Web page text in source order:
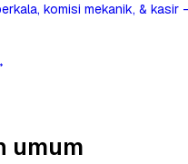
komisi mekanik, & kasir
umum